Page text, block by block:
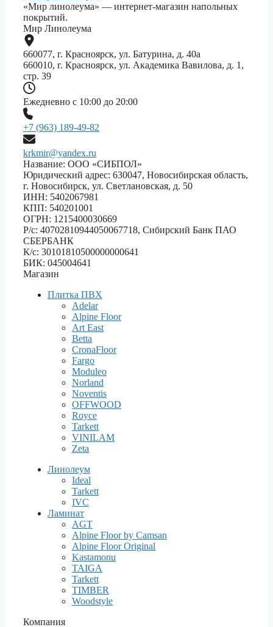
«Мир линолеума» — интернет-магазин напольных
покрытий.
Мир Линолеума
660077, г. Красноярск, ул. Батурина, д. 40а
660010, г. Красноярск, ул. Академика Вавилова, д. 1,
стр. 39
Ежедневно с 10:00 до 20:00
+7 (963) 189-49-82
krkmir@yandex.ru
Название: ООО «СИБПОЛ»
Юридический адрес: 630047, Новосибирская область,
г. Новосибирск, ул. Светлановская, д. 50
ИНН: 5402067981
КПП: 540201001
ОГРН: 1215400030669
Р/с: 40702810944050067718, Сибирский Банк ПАО
СБЕРБАНК
К/с: 30101810500000000641
БИК: 045004641
Магазин
Плитка ПВХ
Adelar
Alpine Floor
Art East
Betta
CronaFloor
Fargo
Moduleo
Norland
Noventis
OFFWOOD
Royce
Tarkett
VINILAM
Zeta
Линолеум
Ideal
Tarkett
IVC
Ламинат
AGT
Alpine Floor by Camsan
Alpine Floor Original
Kastamonu
TAIGA
Tarkett
TIMBER
Woodstyle
Компания